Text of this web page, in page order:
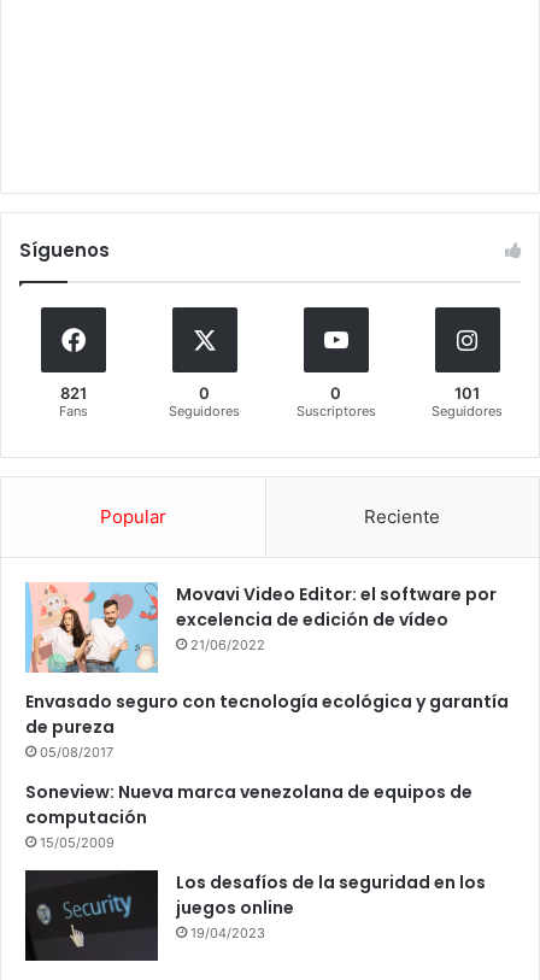
Síguenos
821
Fans
0
Seguidores
0
Suscriptores
101
Seguidores
Popular Reciente
Movavi Video Editor: el software por
excelencia de edición de vídeo
21/06/2022
Envasado seguro con tecnología ecológica y garantía
de pureza
05/08/2017
Soneview: Nueva marca venezolana de equipos de
computación
15/05/2009
Los desafíos de la seguridad en los
juegos online
19/04/2023